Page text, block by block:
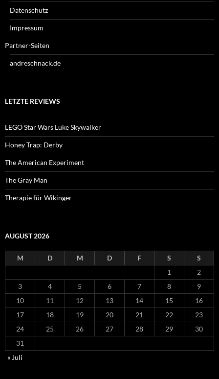
Datenschutz
Impressum
Partner-Seiten
andreschnack.de
LETZTE REVIEWS
LEGO Star Wars Luke Skywalker
Honey Trap: Derby
The American Experiment
The Gray Man
Therapie für Wikinger
AUGUST 2026
M D M D F S
S
1
2
3
4 5 6 7 8
9
10
11 12 13 14 15
16
17
18 19 20 21 22
23
24
25 26 27 28 29
30
31
« Juli